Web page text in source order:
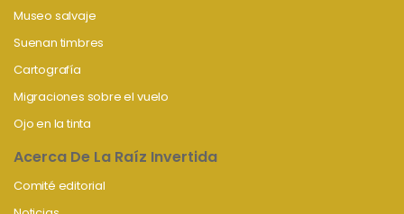
Museo salvaje
Suenan timbres
Cartografía
Migraciones sobre el vuelo
Ojo en la tinta
Acerca De La Raíz Invertida
Comité editorial